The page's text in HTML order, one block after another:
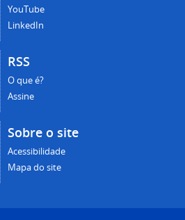
YouTube
LinkedIn
RSS
O que é?
Assine
Sobre o site
Acessibilidade
Mapa do site